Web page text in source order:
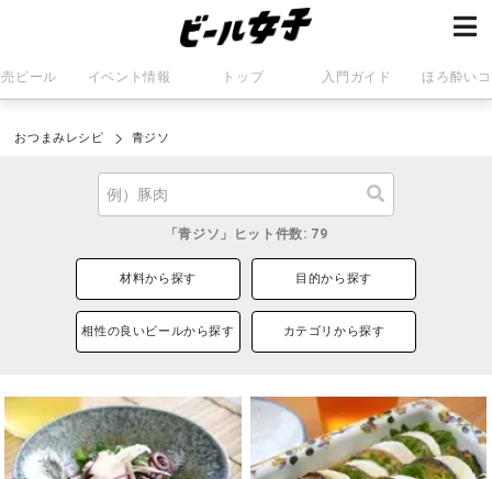
ビール イベント情報 トップ 入門ガイド ほろ酔い
おつまみレシピ 青ジソ
「青ジソ」ヒット件数: 79
材料から探す 目的から探す
相性の良いビールから探す カテゴリから探す